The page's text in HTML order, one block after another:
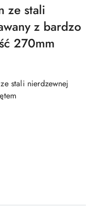
ze stali
z bardzo
270mm
stali nierdzewnej